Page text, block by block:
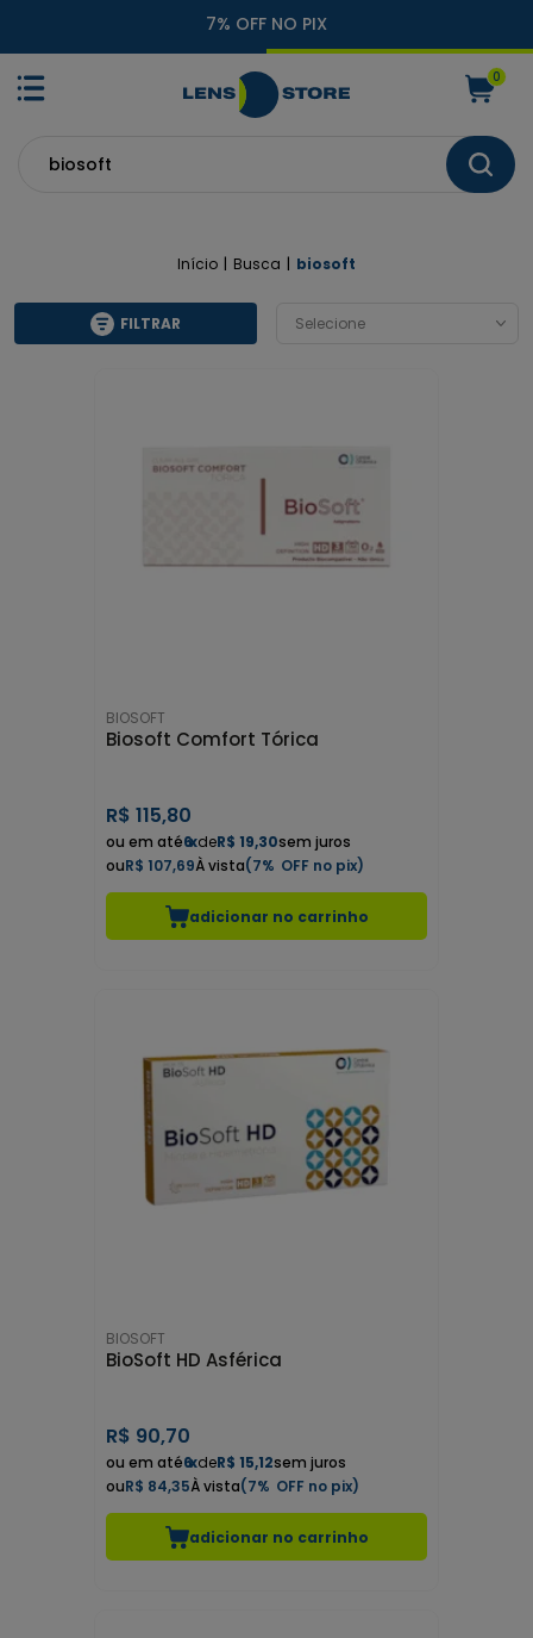
7% OFF NO PIX
0
Início Busca biosoft
FILTRAR
BIOSOFT
Biosoft Comfort Tórica
R$ 115,80
6xdeR$ 19,30sem juros
R$ 107,69
7%
adicionar no carrinho
BIOSOFT
BioSoft HD Asférica
R$ 90,70
6xdeR$ 15,12sem juros
R$ 84,35
7%
adicionar no carrinho